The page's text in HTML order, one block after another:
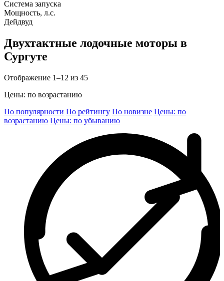
Система запуска
Мощность, л.с.
Дейдвуд
Двухтактные лодочные моторы в
Сургуте
Отображение 1–12 из 45
Цены: по возрастанию
По популярности По рейтингу По новизне Цены: по
возрастанию Цены: по убыванию